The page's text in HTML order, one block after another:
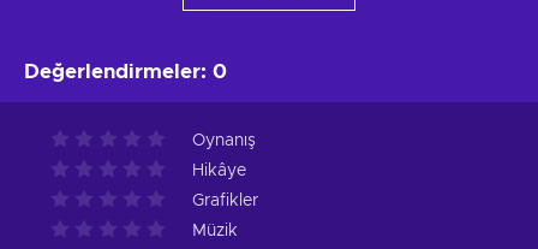
Değerlendirmeler: 0
Oynanış
Hikâye
Grafikler
Müzik